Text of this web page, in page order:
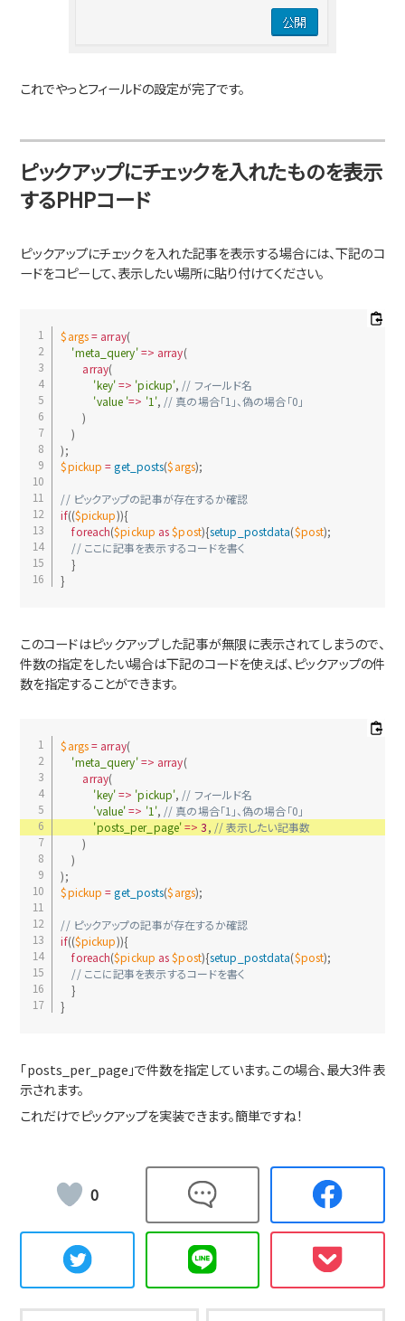
これでやっとフィールドの設定が完了です。
ピックアップにチェックを入れたものを表示
するPHPコード
ピックアップにチェックを入れた記事を表示する場合には、下記のコ
ードをコピーして、表示したい場所に貼り付けてください。
$args= array(
'meta_query'=> array(
array(
'key'=> 'pickup', // フィールド名
'value '=> '1', // 真の場合「1」、偽の場合「0」
)
)
);
$pickup = get_posts($args);
// ピックアップの記事が存在するか確認
if(($pickup)){
foreach($pickup as$post){setup_postdata($post);
// ここに記事を表示するコードを書く
}
}
このコードはピックアップした記事が無限に表示されてしまうので、
件数の指定をしたい場合は下記のコードを使えば、ピックアップの件
数を指定することができます。
$args= array(
'meta_query'=> array(
array(
'key'=> 'pickup', // フィールド名
'value'=> '1', // 真の場合「1」、偽の場合「0」
'posts_per_page'=> 3, // 表示したい記事数
)
)
);
$pickup = get_posts($args);
// ピックアップの記事が存在するか確認
if(($pickup)){
foreach($pickup as$post){setup_postdata($post);
// ここに記事を表示するコードを書く
}
}
「posts_per_page」で件数を指定しています。この場合、最大3件表
示されます。
これだけでピックアップを実装できます。簡単ですね！
0